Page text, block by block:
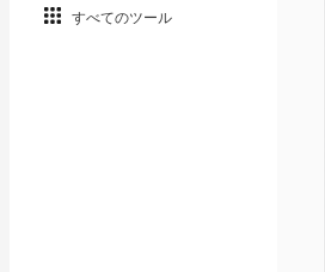
すべてのツール